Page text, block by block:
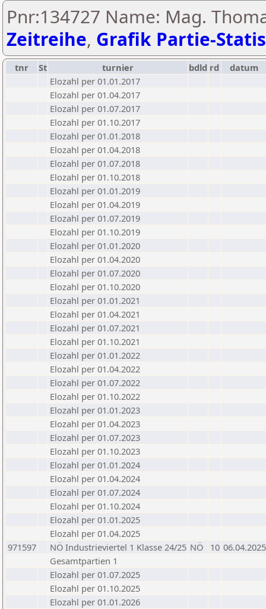
Pnr:134727 Name: Mag.
Zeitreihe, Grafik Partie-
tnr St turnier bdld rd
datum
Elozahl per 01.01.2017
Elozahl per 01.04.2017
Elozahl per 01.07.2017
Elozahl per 01.10.2017
Elozahl per 01.01.2018
Elozahl per 01.04.2018
Elozahl per 01.07.2018
Elozahl per 01.10.2018
Elozahl per 01.01.2019
Elozahl per 01.04.2019
Elozahl per 01.07.2019
Elozahl per 01.10.2019
Elozahl per 01.01.2020
Elozahl per 01.04.2020
Elozahl per 01.07.2020
Elozahl per 01.10.2020
Elozahl per 01.01.2021
Elozahl per 01.04.2021
Elozahl per 01.07.2021
Elozahl per 01.10.2021
Elozahl per 01.01.2022
Elozahl per 01.04.2022
Elozahl per 01.07.2022
Elozahl per 01.10.2022
Elozahl per 01.01.2023
Elozahl per 01.04.2023
Elozahl per 01.07.2023
Elozahl per 01.10.2023
Elozahl per 01.01.2024
Elozahl per 01.04.2024
Elozahl per 01.07.2024
Elozahl per 01.10.2024
Elozahl per 01.01.2025
Elozahl per 01.04.2025
971597
NÖ Industrieviertel 1 Klasse 24/25 NÖ 10 06.04.2025
Gesamtpartien 1
Elozahl per 01.07.2025
Elozahl per 01.10.2025
Elozahl per 01.01.2026